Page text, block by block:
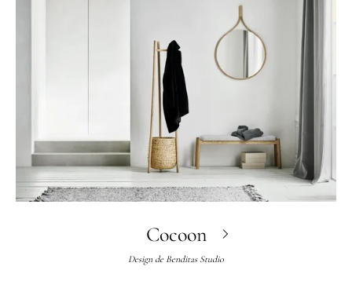
Cocoon
Design de Benditas Studio